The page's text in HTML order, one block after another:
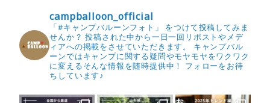
campballoon_official
「#キャンプバルーンフォト」 をつけて投稿してみま
せんか？ 投稿された中から一日一回リポストやメデ
ィアへの掲載をさせていただきます。
キャンプバル
ーンではキャンプに関する疑問やモヤモヤをワクワク
に変えるそんな情報を随時提供中！
フォローをお待
ちしています♪